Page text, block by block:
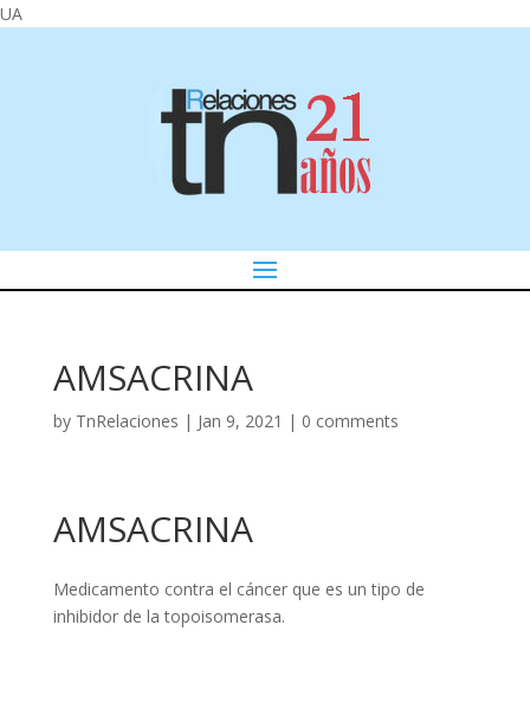
UA
AMSACRINA
by TnRelaciones | Jan 9, 2021 | 0 comments
AMSACRINA
Medicamento contra el cáncer que es un tipo de
inhibidor de la topoisomerasa.